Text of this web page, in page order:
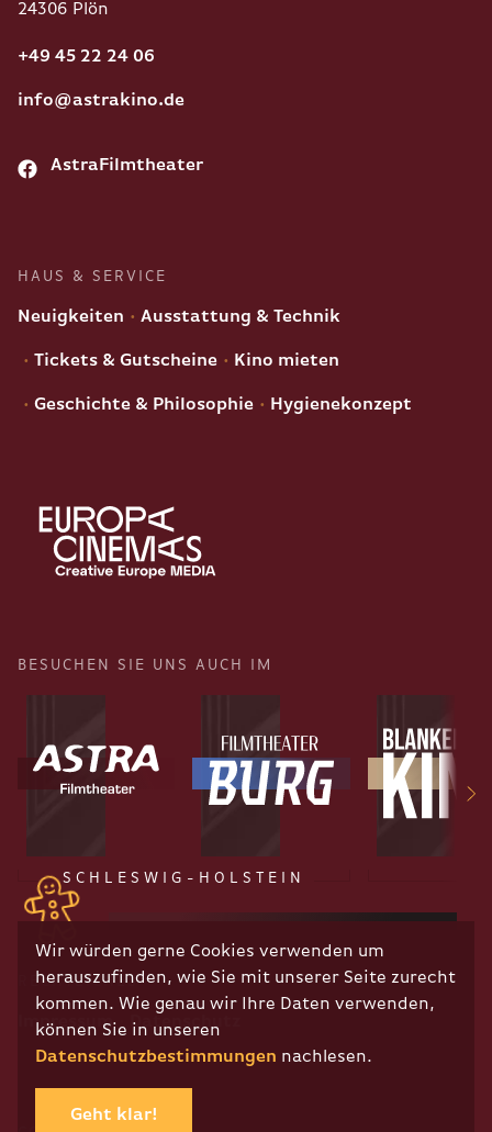
Wir würden gerne Cookies verwenden um
herauszufinden, wie Sie mit unserer Seite zurecht
kommen. Wie genau wir Ihre Daten verwenden,
können Sie in unseren
Datenschutzbestimmungen nachlesen.
Geht klar!
24306 Plön
+49 45 22 24 06
info@astrakino.de
AstraFilmtheater
HAUS & SERVICE
Neuigkeiten Ausstattung & Technik
Tickets & Gutscheine Kino mieten
Geschichte & Philosophie Hygienekonzept
BESUCHEN SIE UNS AUCH IM
SCHLESWIG-HOLSTEIN
RECHTLICHES
Impressum Datenschutz